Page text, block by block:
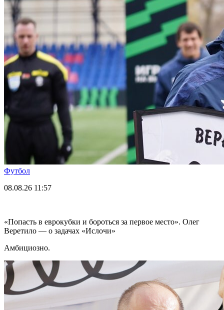
Футбол
08.08.26 11:57
«Попасть в еврокубки и бороться за первое место». Олег
Веретило — о задачах «Ислочи»
Амбициозно.